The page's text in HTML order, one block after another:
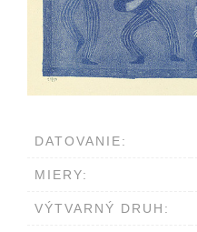
DATOVANIE:
MIERY:
VÝTVARNÝ DRUH: